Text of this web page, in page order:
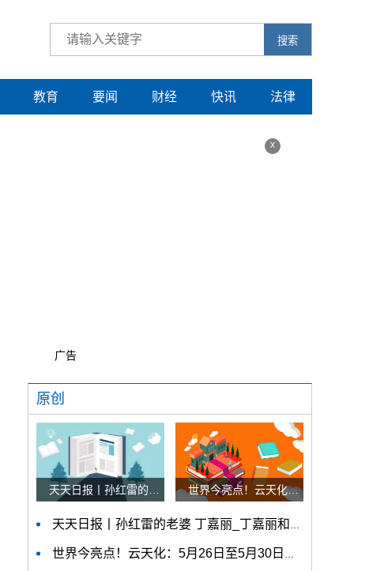
搜索
教育 要闻 财经 快讯 法律
x
广告
原创
世界今亮点！云天化：5月26日至5月30日郭成岗减持公司股份合计7万股
天天日报丨孙红雷的老婆 丁嘉丽_丁嘉丽和孙红雷有女儿吗
世界今亮点！云天化：5月26日至5月30日郭成岗减持公司股份合计7万股